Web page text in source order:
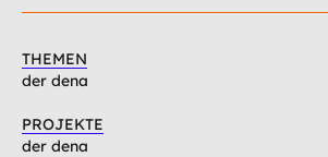
THEMEN
der dena
PROJEKTE
der dena